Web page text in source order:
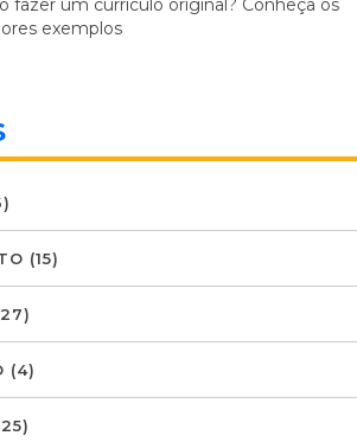
exemplos
(15)
(4)